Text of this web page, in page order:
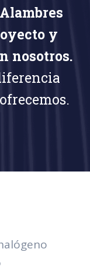
y
nosotros.